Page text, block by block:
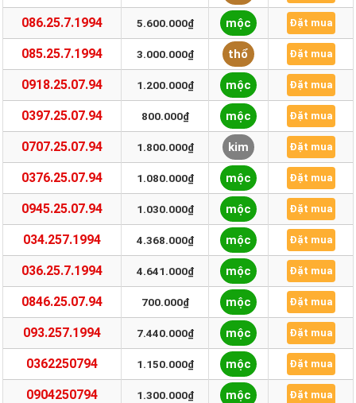
086.25.7.1994 5.600.000₫ mộc Đặt mua
085.25.7.1994 3.000.000₫ thổ Đặt mua
0918.25.07.94 1.200.000₫ mộc Đặt mua
0397.25.07.94 800.000₫ mộc Đặt mua
0707.25.07.94 1.800.000₫ kim Đặt mua
0376.25.07.94 1.080.000₫ mộc Đặt mua
0945.25.07.94 1.030.000₫ mộc Đặt mua
034.257.1994 4.368.000₫ mộc Đặt mua
036.25.7.1994 4.641.000₫ mộc Đặt mua
0846.25.07.94 700.000₫ mộc Đặt mua
093.257.1994 7.440.000₫ mộc Đặt mua
0362250794 1.150.000₫ mộc Đặt mua
0904250794 1.300.000₫ mộc Đặt mua